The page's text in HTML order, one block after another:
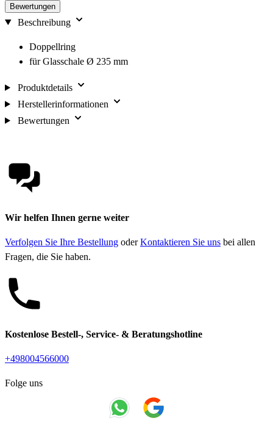
Bewertungen
Beschreibung
Doppellring
für Glasschale Ø 235 mm
Produktdetails
Herstellerinformationen
Bewertungen
Wir helfen Ihnen gerne weiter
Verfolgen Sie Ihre Bestellung oderKontaktieren Sie uns bei allen
Fragen, die Sie haben.
Kostenlose Bestell-, Service- & Beratungshotline
+498004566000
Folge uns